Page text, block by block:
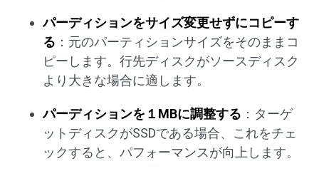
パーディションをサイズ変更せずにコピーす
る ：元のパーティションサイズをそのままコ
ピーします。行先ディスクがソースディスク
より大きな場合に適します。
パーディションを１MBに調整する ：ターゲ
ットディスクがSSDである場合、これをチェ
ックすると、パフォーマンスが向上します。